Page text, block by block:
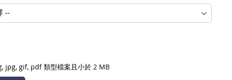
jpg, gif, pdf類型檔案且小於 2 MB